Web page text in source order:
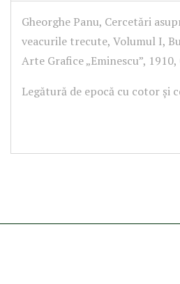
Gheorghe Panu, Cercetări
veacurile trecute, Volumul I,
Arte Grafice „Eminescu”,
Legătură de epocă cu cotor și